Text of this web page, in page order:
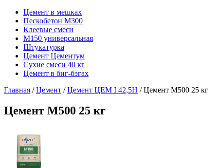
Цемент в мешках
Пескобетон М300
Клеевые смеси
М150 универсальная
Штукатурка
Цемент Цементум
Сухие смеси 40 кг
Цемент в биг-бэгах
Главная /Цемент /Цемент ЦЕМ I 42,5Н / Цемент М500 25 кг
Цемент М500 25 кг